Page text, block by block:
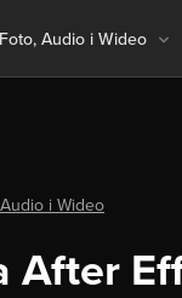
Foto, Audio i Wideo
i Wideo
After